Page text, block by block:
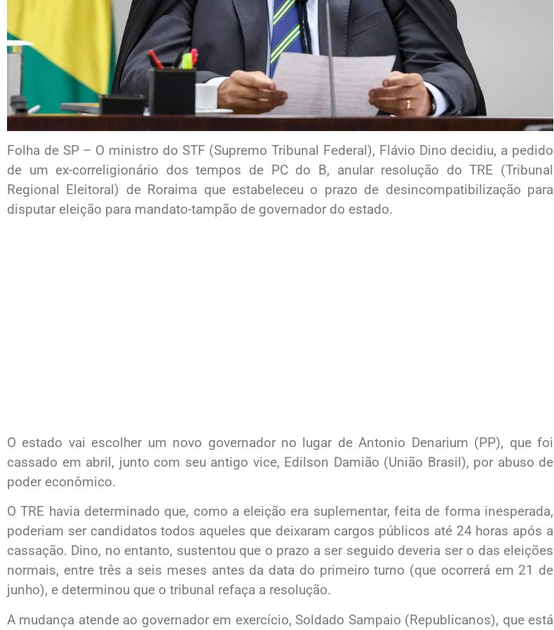
Folha de SP – O ministro do STF (Supremo Tribunal Federal), Flávio Dino decidiu, a pedido
de um ex-correligionário dos tempos de PC do B, anular resolução do TRE (Tribunal
Regional Eleitoral) de Roraima que estabeleceu o prazo de desincompatibilização para
disputar eleição para mandato-tampão de governador do estado.
O estado vai escolher um novo governador no lugar de Antonio Denarium (PP), que foi
cassado em abril, junto com seu antigo vice, Edilson Damião (União Brasil), por abuso de
poder econômico.
O TRE havia determinado que, como a eleição era suplementar, feita de forma inesperada,
poderiam ser candidatos todos aqueles que deixaram cargos públicos até 24 horas após a
cassação. Dino, no entanto, sustentou que o prazo a ser seguido deveria ser o das eleições
normais, entre três a seis meses antes da data do primeiro turno (que ocorrerá em 21 de
junho), e determinou que o tribunal refaça a resolução.
A mudança atende ao governador em exercício, Soldado Sampaio (Republicanos), que está